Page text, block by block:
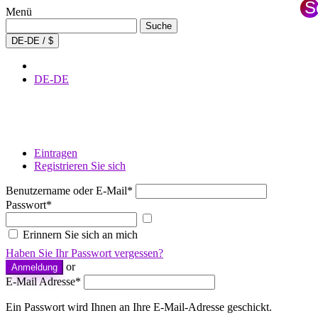
Menü
nach:
Suche
DE-DE / $
DE-DE
Eintragen
Registrieren Sie sich
Benutzername oder E-Mail*
Passwort*
Erinnern Sie sich an mich
Haben Sie Ihr Passwort vergessen?
Anmeldung
or
E-Mail Adresse*
Ein Passwort wird Ihnen an Ihre E-Mail-Adresse geschickt.